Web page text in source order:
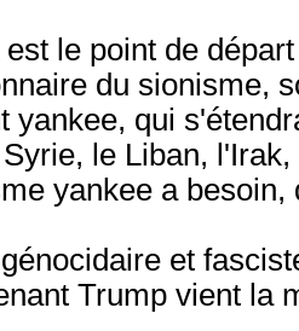
le point de
du sionisme,
yankee, qui
le Liban,
yankee a
et
Trump vient la